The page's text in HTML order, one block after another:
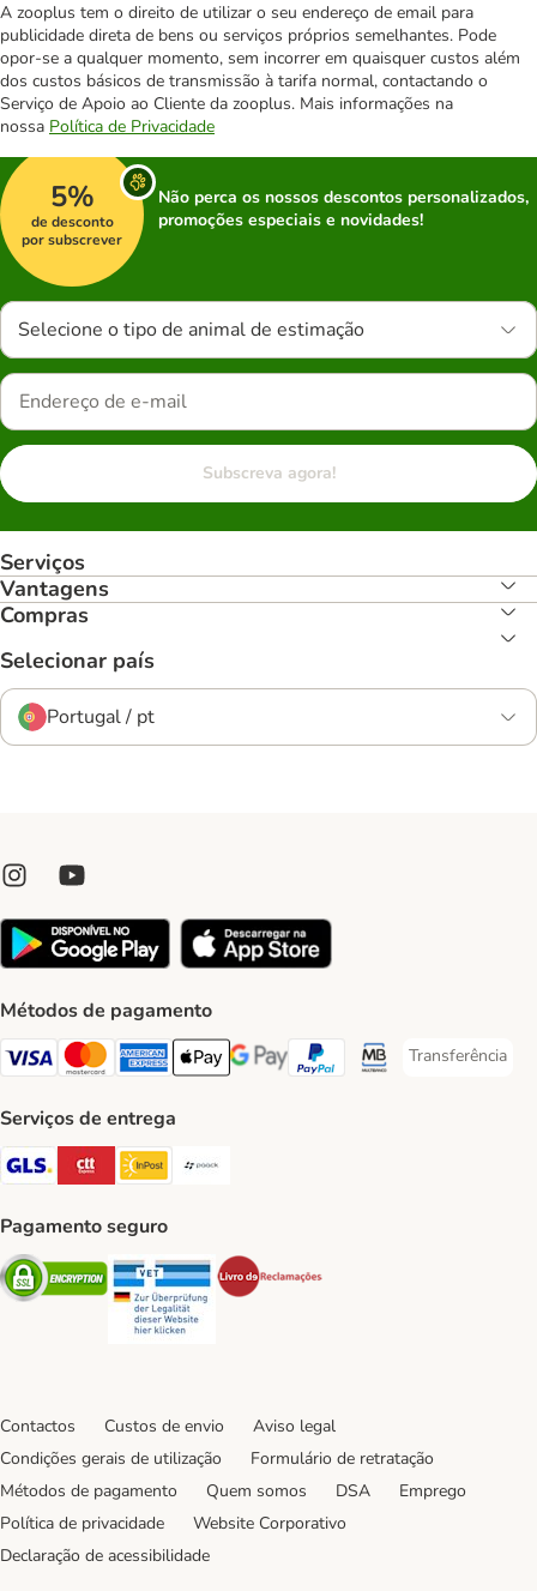
A zooplus tem o direito de utilizar o seu endereço de email para
publicidade direta de bens ou serviços próprios semelhantes. Pode
opor-se a qualquer momento, sem incorrer em quaisquer custos além
dos custos básicos de transmissão à tarifa normal, contactando o
Serviço de Apoio ao Cliente da zooplus. Mais informações na
nossa Política de Privacidade
5%
de desconto
por subscrever
Não perca os nossos descontos personalizados,
promoções especiais e novidades!
Selecione o tipo de animal de estimação
Subscreva agora!
Serviços
Vantagens
Compras
Selecionar país
Portugal / pt
Métodos de pagamento
Visa Payment Method
Mastercard Payment Method
American Express Payment Method
Apple Pay Payment Method
Google Pay Payment Method
PayPal Payment Method
Multibanco Payment
Transferência
Transferência
Serviços de entrega
GLS Shipping Method
CTTExpress Shipping Method
InPost Shipping Method
Pagamento seguro
Security Security
Contactos Custos de envio
Aviso legal
Condições gerais de utilização
Formulário de retratação
Métodos de pagamento
Quem somos DSA
Emprego
Política de privacidade
Website Corporativo
Declaração de acessibilidade